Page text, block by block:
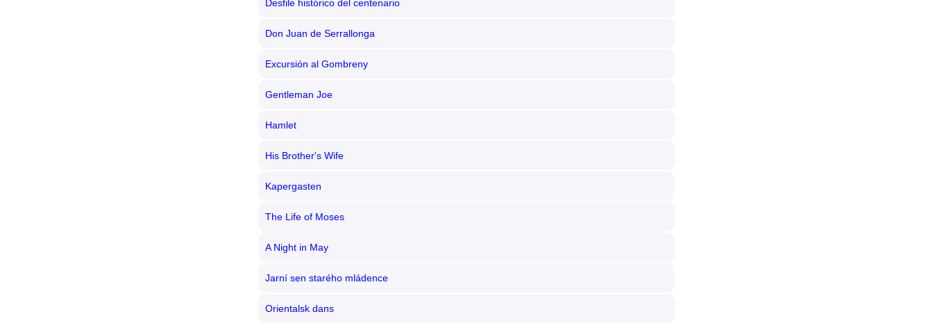
Desfile histórico del centenario
Don Juan de Serrallonga
Excursión al Gombreny
Gentleman Joe
Hamlet
His Brother's Wife
Kapergasten
The Life of Moses
A Night in May
Jarní sen starého mládence
Orientalsk dans